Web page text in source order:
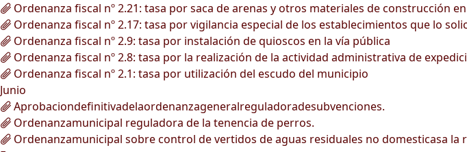
Ordenanza fiscal nº 2.21: tasa por saca de arenas y otros materiales de construcción
Ordenanza fiscal nº 2.17: tasa por vigilancia especial de los establecimientos que lo
Ordenanza fiscal nº 2.9: tasa por instalación de quioscos en la vía pública
Ordenanza fiscal nº 2.8: tasa por la realización de la actividad administrativa de
Ordenanza fiscal nº 2.1: tasa por utilización del escudo del municipio
Junio
Aprobaciondefinitivadelaordenanzageneralreguladoradesubvenciones.
Ordenanzamunicipal reguladora de la tenencia de perros.
Ordenanzamunicipal sobre control de vertidos de aguas residuales no domesticasa la